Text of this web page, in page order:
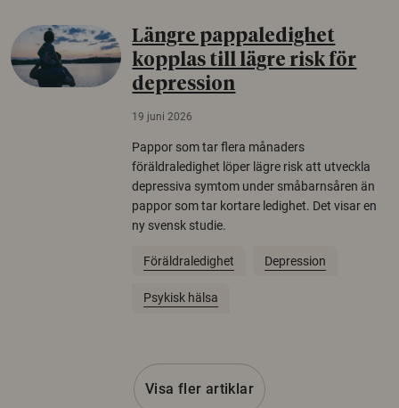
Längre pappaledighet
kopplas till lägre risk för
depression
19 juni 2026
Pappor som tar flera månaders
föräldraledighet löper lägre risk att utveckla
depressiva symtom under småbarnsåren än
pappor som tar kortare ledighet. Det visar en
ny svensk studie.
Föräldraledighet Depression
Psykisk hälsa
Visa fler artiklar